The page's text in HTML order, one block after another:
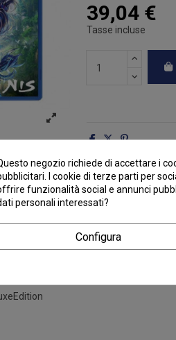
39,04 €
Tasse incluse
5 Ys Viii Lacrimosa Of Dana
negozio richiede di accettare i
I cookie di terze parti per
funzionalità social e annunci
personali interessati?
Configura